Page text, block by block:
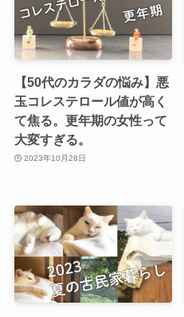
【50代のカラダの悩み】悪
玉コレステロール値が高く
て焦る。更年期の女性って
大変すぎる。
2023年10月28日